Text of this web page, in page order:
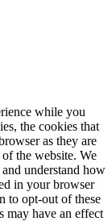
while you
the cookies that
as they are
the website. We
understand how
in your browser
to opt-out of these
may have an effect